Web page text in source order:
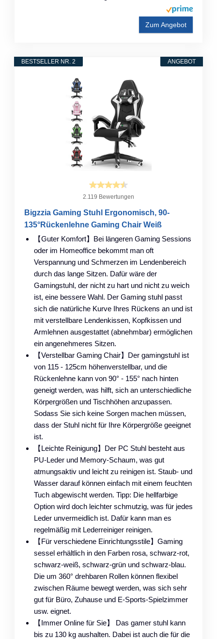
Zum Angebot
ANGEBOT
BESTSELLER NR. 2
2.119 Bewertungen
Bigzzia Gaming Stuhl Ergonomisch, 90-
135°Rückenlehne Gaming Chair Weiß
【Guter Komfort】Bei längeren Gaming Sessions
oder im Homeoffice bekommt man oft
Verspannung und Schmerzen im Lendenbereich
durch das lange Sitzen. Dafür wäre der
Gamingstuhl, der nicht zu hart und nicht zu weich
ist, eine bessere Wahl. Der Gaming stuhl passt
sich die natürliche Kurve Ihres Rückens an und ist
mit verstellbare Lendenkissen, Kopfkissen und
Armlehnen ausgestattet (abnehmbar) ermöglichen
ein angenehmeres Sitzen.
【Verstellbar Gaming Chair】Der gamingstuhl ist
von 115 - 125cm höhenverstellbar, und die
Rückenlehne kann von 90° - 155° nach hinten
geneigt werden, was hilft, sich an unterschiedliche
Körpergrößen und Tischhöhen anzupassen.
Sodass Sie sich keine Sorgen machen müssen,
dass der Stuhl nicht für Ihre Körpergröße geeignet
ist.
【Leichte Reinigung】Der PC Stuhl besteht aus
PU-Leder und Memory-Schaum, was gut
atmungsaktiv und leicht zu reinigen ist. Staub- und
Wasser darauf können einfach mit einem feuchten
Tuch abgewischt werden. Tipp: Die hellfarbige
Option wird doch leichter schmutzig, was für jedes
Leder unvermeidlich ist. Dafür kann man es
regelmäßig mit Lederreiniger reinigen.
【Für verschiedene Einrichtungsstile】Gaming
sessel erhältlich in den Farben rosa, schwarz-rot,
schwarz-weiß, schwarz-grün und schwarz-blau.
Die um 360° drehbaren Rollen können flexibel
zwischen Räume bewegt werden, was sich sehr
gut für Büro, Zuhause und E-Sports-Spielzimmer
usw. eignet.
【Immer Online für Sie】 Das gamer stuhl kann
bis zu 130 kg aushalten. Dabei ist auch die für die